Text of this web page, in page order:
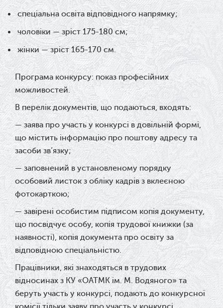
спеціальна освіта відповідного напрямку;
чоловіки — зріст 175-180 см;
жінки — зріст 165-170 см.
Програма конкурсу: показ професійних
можливостей.
В перелік документів, що подаються, входять:
— заява про участь у конкурсі в довільній формі,
що містить інформацію про поштову адресу та
засоби зв’язку;
— заповнений в установленому порядку
особовий листок з обліку кадрів з вклеєною
фотокарткою;
— завірені особистим підписом копія документу,
що посвідчує особу, копія трудової книжки (за
наявності), копія документа про освіту за
відповідною спеціальністю.
Працівники, які знаходяться в трудових
відносинах зКУ «ОАТМК ім. М. Водяного» та
беруть участь у конкурсі, подають до конкурсної